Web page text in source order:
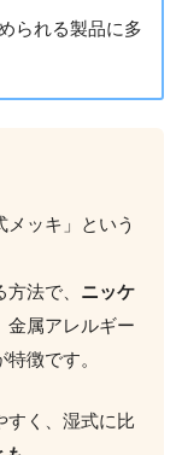
られる製品に多
ッキ」という
法で、 ニッケ
金属アレルギー
徴です。
すく、湿式に比